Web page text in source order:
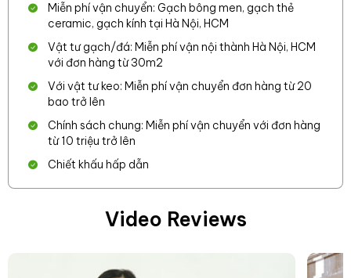
Miễn phí vận chuyển: Gạch bông men, gạch thẻ
ceramic, gạch kính tại Hà Nội, HCM
Vật tư gạch/đá: Miễn phí vận nội thành Hà Nội, HCM
với đơn hàng từ 30m2
Với vật tư keo: Miễn phí vận chuyển đơn hàng từ 20
bao trở lên
Chính sách chung: Miễn phí vận chuyển với đơn hàng
từ 10 triệu trở lên
Chiết khấu hấp dẫn
Video Reviews